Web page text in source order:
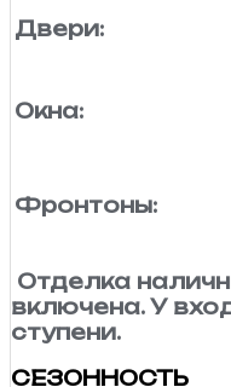
Двери:
Окна:
Фронтоны:
Отделка
включена. У
ступени.
СЕЗОННОСТЬ